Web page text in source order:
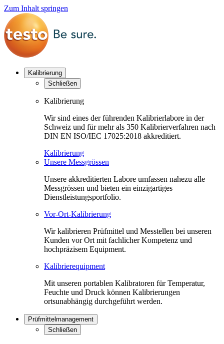
Zum Inhalt springen
Kalibrierung
Schließen
Kalibrierung
Wir sind eines der führenden Kalibrierlabore in der
Schweiz und für mehr als 350 Kalibrierverfahren nach
DIN EN ISO/IEC 17025:2018 akkreditiert.
Kalibrierung
Unsere Messgrössen
Unsere akkreditierten Labore umfassen nahezu alle
Messgrössen und bieten ein einzigartiges
Dienstleistungsportfolio.
Vor-Ort-Kalibrierung
Wir kalibrieren Prüfmittel und Messtellen bei unseren
Kunden vor Ort mit fachlicher Kompetenz und
hochpräzisem Equipment.
Kalibrierequipment
Mit unseren portablen Kalibratoren für Temperatur,
Feuchte und Druck können Kalibrierungen
ortsunabhängig durchgeführt werden.
Prüfmittelmanagement
Schließen